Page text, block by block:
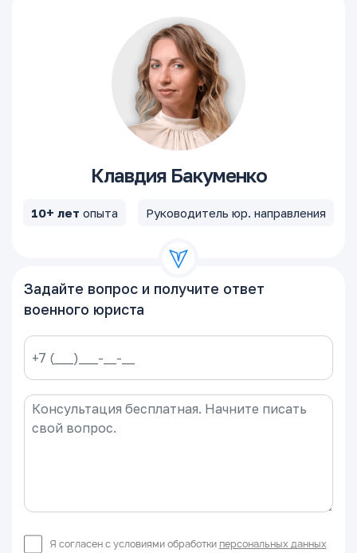
Клавдия Бакуменко
10+ лет опыта Руководитель юр. направления
Задайте вопрос и получите ответ
военного юриста
Я согласен с условиями обработки персональных данных